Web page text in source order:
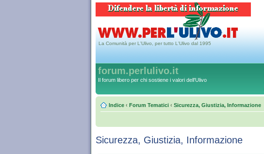
La Comunità per L'Ulivo, per tutto L'Ulivo dal 1995
forum.perlulivo.it
Il forum libero per chi sostiene i valori dell'Ulivo
Indice ‹ Forum Tematici ‹ Sicurezza, Giustizia, Informazione
Sicurezza, Giustizia, Informazione